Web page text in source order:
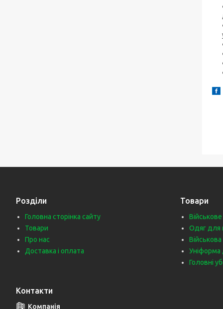
Розділи
Головна сторінка сайту
Товари
Про нас
Доставка і оплата
Товари
Одяг для
Уніформа
Головні
Контакти